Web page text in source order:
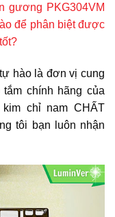
gương PKG304VM
để phân biệt được
tự hào là đơn vị cung
chính hãng của
chỉ nam CHẤT
tôi bạn luôn nhận